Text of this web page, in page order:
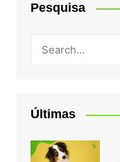
Pesquisa
Últimas